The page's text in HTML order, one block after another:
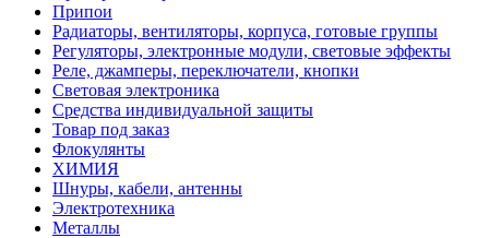
Припои
Радиаторы, вентиляторы, корпуса, готовые группы
Регуляторы, электронные модули, световые эффекты
Реле, джамперы, переключатели, кнопки
Световая электроника
Средства индивидуальной защиты
Товар под заказ
Флокулянты
ХИМИЯ
Шнуры, кабели, антенны
Электротехника
Металлы